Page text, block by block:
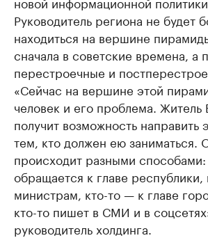
Руководитель региона не будет
находиться на вершине
сначала в советские времена, а
перестроечные и
«Сейчас на вершине этой
человек и его проблема. Житель
получит возможность направить
тем, кто должен ею заниматься.
происходит разными способами:
обращается к главе республики,
министрам, кто-то — к главе
кто-то пишет в СМИ и в
руководитель холдинга.